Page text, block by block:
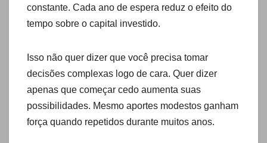
constante. Cada ano de espera reduz o efeito do
tempo sobre o capital investido.
Isso não quer dizer que você precisa tomar
decisões complexas logo de cara. Quer dizer
apenas que começar cedo aumenta suas
possibilidades. Mesmo aportes modestos ganham
força quando repetidos durante muitos anos.